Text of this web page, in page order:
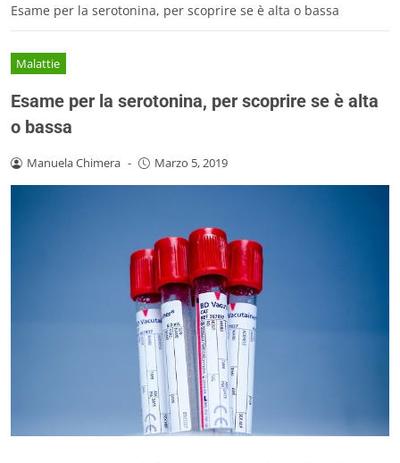
Esame per la serotonina, per scoprire se è alta o bassa
Malattie
Esame per la serotonina, per scoprire se è alta
o bassa
Manuela Chimera - Marzo 5, 2019